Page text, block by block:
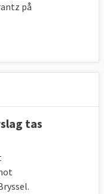
rum i
Ungern
28. Det
alla
på
tas